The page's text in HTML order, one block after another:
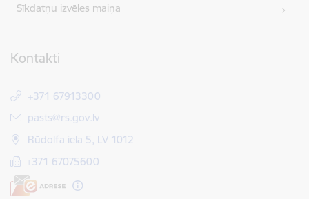
Sīkdatņu izvēles maiņa
Kontakti
+371 67913300
E-pasts:
pasts@rs.gov.lv
Rūdolfa iela 5, LV 1012
+371 67075600